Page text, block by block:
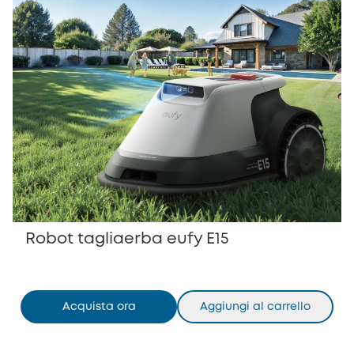
Robot tagliaerba eufy E15
Acquista ora Aggiungi al carrello